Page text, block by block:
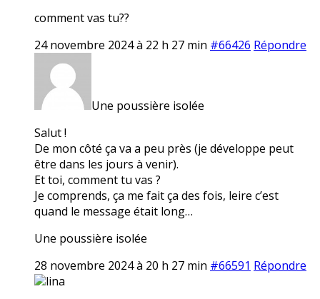
comment vas tu??
24 novembre 2024 à 22 h 27 min #66426 Répondre
Une poussière isolée
Salut !
De mon côté ça va a peu près (je développe peut
être dans les jours à venir).
Et toi, comment tu vas ?
Je comprends, ça me fait ça des fois, leire c’est
quand le message était long…
Une poussière isolée
28 novembre 2024 à 20 h 27 min #66591 Répondre
lina